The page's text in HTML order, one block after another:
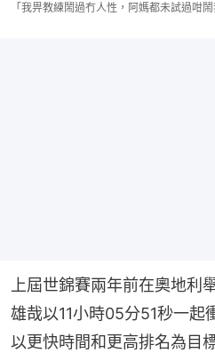
「我畀教練鬧過冇人性，阿媽都未試過咁
上屆世錦賽兩年前在奧地利
雄哉以11小時05分51秒一起
以更快時間和更高排名為目